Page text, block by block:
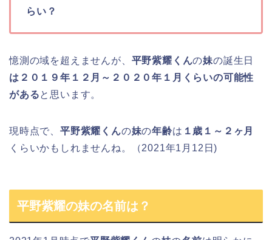
らい？
憶測の域を超えませんが、 平野紫耀くんの妹の誕生日
は２０１９年１２月～２０２０年１月くらいの可能性
があると思います。
現時点で、 平野紫耀くんの妹の年齢は １歳１～２ヶ月
くらいかもしれませんね。（2021年1月12日)
平野紫耀の妹の名前は？